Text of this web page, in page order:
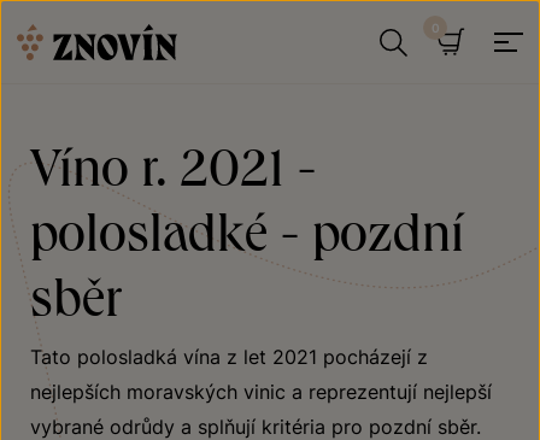
Víno r. 2021 -
polosladké - pozdní
sběr
Tato polosladká vína z let 2021 pocházejí z
nejlepších moravských vinic a reprezentují nejlepší
vybrané odrůdy a splňují kritéria pro pozdní sběr.